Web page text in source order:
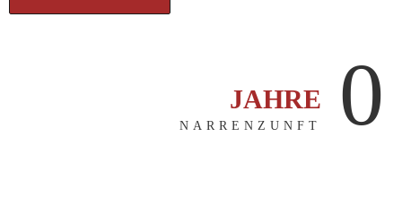
JAHRE
NARRENZUNFT 0